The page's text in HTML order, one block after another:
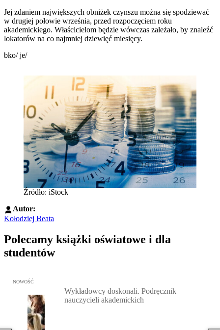
Jej zdaniem największych obniżek czynszu można się spodziewać
w drugiej połowie września, przed rozpoczęciem roku
akademickiego. Właścicielom będzie wówczas zależało, by znaleźć
lokatorów na co najmniej dziewięć miesięcy.
bko/ je/
Źródło: iStock
Autor:
Kołodziej Beata
Polecamy książki oświatowe i dla
studentów
Przejdź do: Wykładowcy doskonali. Podręcznik nauczycieli
NOWOŚĆ
Wykładowcy doskonali. Podręcznik
nauczycieli akademickich